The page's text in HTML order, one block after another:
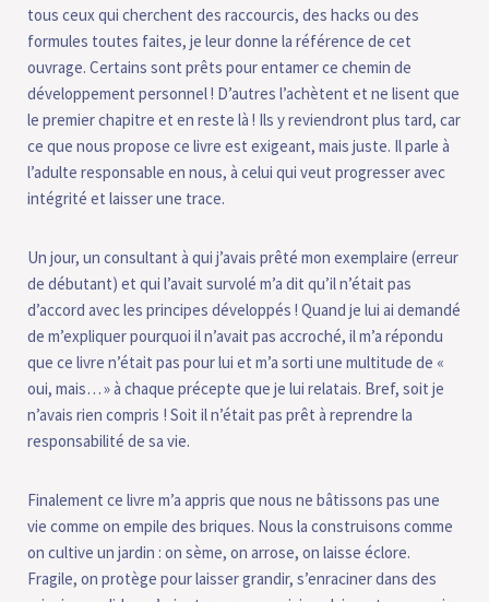
tous ceux qui cherchent des raccourcis, des hacks ou des
formules toutes faites, je leur donne la référence de cet
ouvrage. Certains sont prêts pour entamer ce chemin de
développement personnel ! D’autres l’achètent et ne lisent que
le premier chapitre et en reste là ! Ils y reviendront plus tard, car
ce que nous propose ce livre est exigeant, mais juste. Il parle à
l’adulte responsable en nous, à celui qui veut progresser avec
intégrité et laisser une trace.
Un jour, un consultant à qui j’avais prêté mon exemplaire (erreur
de débutant) et qui l’avait survolé m’a dit qu’il n’était pas
d’accord avec les principes développés ! Quand je lui ai demandé
de m’expliquer pourquoi il n’avait pas accroché, il m’a répondu
que ce livre n’était pas pour lui et m’a sorti une multitude de «
oui, mais… » à chaque précepte que je lui relatais. Bref, soit je
n’avais rien compris ! Soit il n’était pas prêt à reprendre la
responsabilité de sa vie.
Finalement ce livre m’a appris que nous ne bâtissons pas une
vie comme on empile des briques. Nous la construisons comme
on cultive un jardin : on sème, on arrose, on laisse éclore.
Fragile, on protège pour laisser grandir, s’enraciner dans des